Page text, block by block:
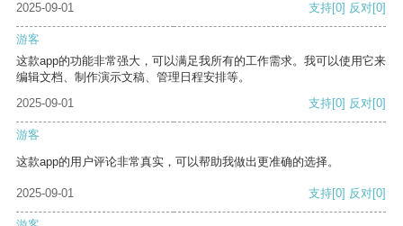
2025-09-01
支持[0] 反对[0]
游客
这款app的功能非常强大，可以满足我所有的工作需求。我可以使用它来
编辑文档、制作演示文稿、管理日程安排等。
2025-09-01
支持[0] 反对[0]
游客
这款app的用户评论非常真实，可以帮助我做出更准确的选择。
2025-09-01 支持[0] 反对[0]